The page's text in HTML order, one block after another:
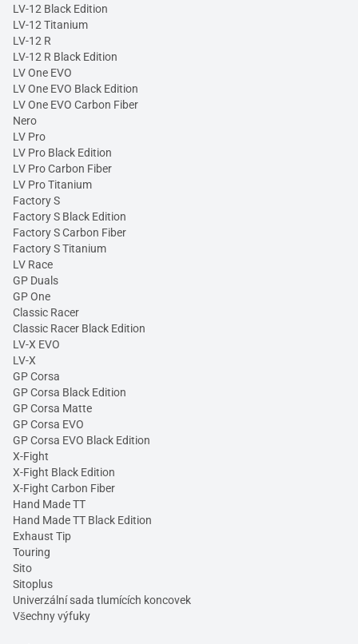
LV-12 Black Edition
LV-12 Titanium
LV-12 R
LV-12 R Black Edition
LV One EVO
LV One EVO Black Edition
LV One EVO Carbon Fiber
Nero
LV Pro
LV Pro Black Edition
LV Pro Carbon Fiber
LV Pro Titanium
Factory S
Factory S Black Edition
Factory S Carbon Fiber
Factory S Titanium
LV Race
GP Duals
GP One
Classic Racer
Classic Racer Black Edition
LV-X EVO
LV-X
GP Corsa
GP Corsa Black Edition
GP Corsa Matte
GP Corsa EVO
GP Corsa EVO Black Edition
X-Fight
X-Fight Black Edition
X-Fight Carbon Fiber
Hand Made TT
Hand Made TT Black Edition
Exhaust Tip
Touring
Sito
Sitoplus
Univerzální sada tlumících koncovek
Všechny výfuky